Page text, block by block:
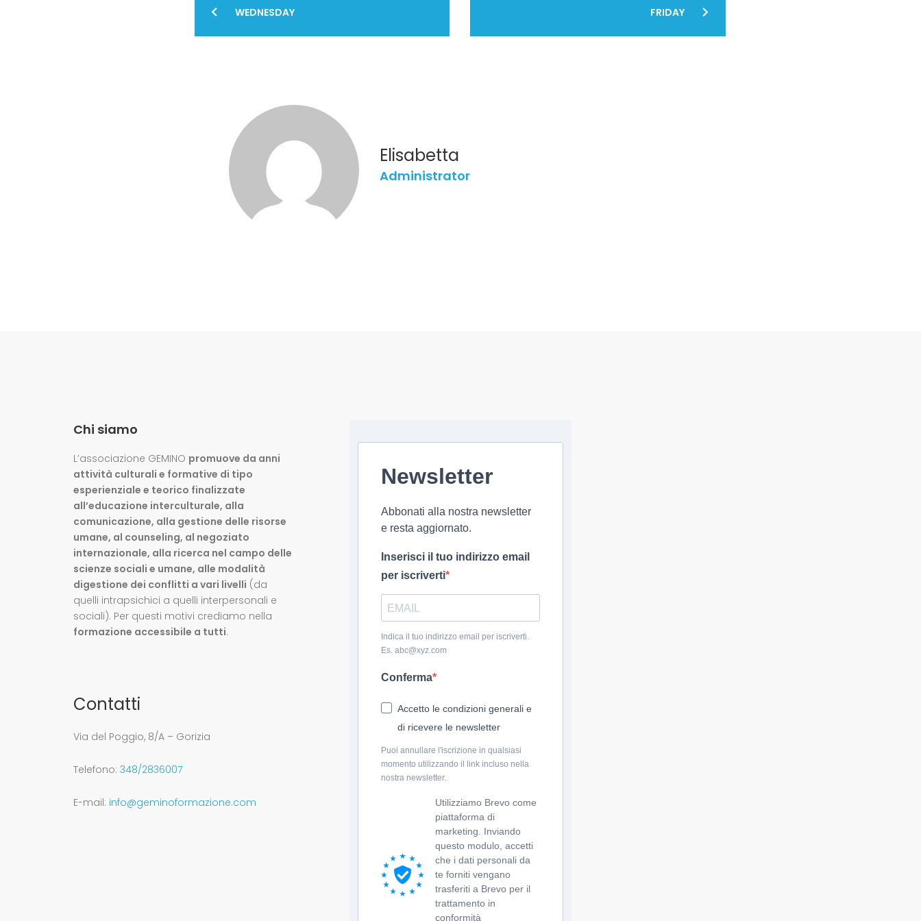
Navigazione
WEDNESDAY FRIDAY
Elisabetta
administrator
Chi siamo
L’associazione GEMINO promuove da anni
attività culturali e formative di tipo
esperienziale e teorico finalizzate
all’educazione interculturale, alla
comunicazione, alla gestione delle risorse
umane, al counseling, al negoziato
internazionale, alla ricerca nel campo delle
scienze sociali e umane, alle modalità
digestione dei conflitti a vari livelli (da
quelli intrapsichici a quelli interpersonali e
sociali). Per questi motivi crediamo nella
formazione accessibile a tutti.
Contatti
Via del Poggio, 8/A – Gorizia
Telefono:348/2836007
E-mail: info@geminoformazione.com
Newsletter
Abbonati alla nostra newsletter
e resta aggiornato.
Inserisci il tuo indirizzo email
per iscriverti
Indica il tuo indirizzo email per iscriverti.
Es. abc@xyz.com
Conferma
Accetto le condizioni generali e
di ricevere le newsletter
Puoi annullare l'iscrizione in qualsiasi
momento utilizzando il link incluso nella
nostra newsletter.
Utilizziamo Brevo come
piattaforma di
marketing. Inviando
questo modulo, accetti
che i dati personali da
te forniti vengano
trasferiti a Brevo per il
trattamento in
conformità